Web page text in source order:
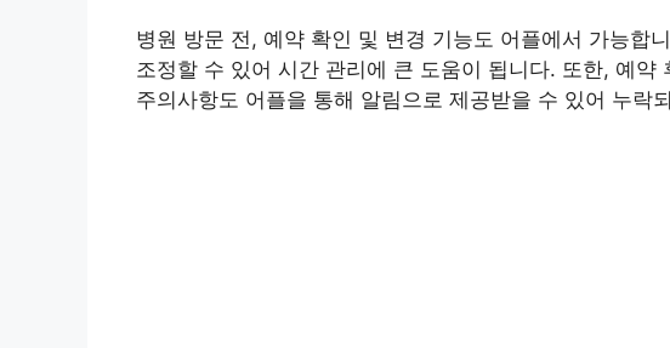
병원 방문 전, 예약 확인 및 변경 기능도 어플에서 가능합
조정할 수 있어 시간 관리에 큰 도움이 됩니다. 또한, 예약
주의사항도 어플을 통해 알림으로 제공받을 수 있어 누락